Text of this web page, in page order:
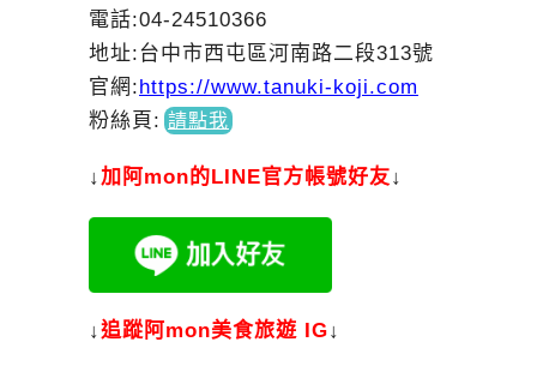
電話:04-24510366
地址:台中市西屯區河南路二段313號
官網:https://www.tanuki-koji.com
粉絲頁 : 請點我
↓加 阿mon的LINE官方帳號好友↓
↓追蹤阿mon美食旅遊 IG↓